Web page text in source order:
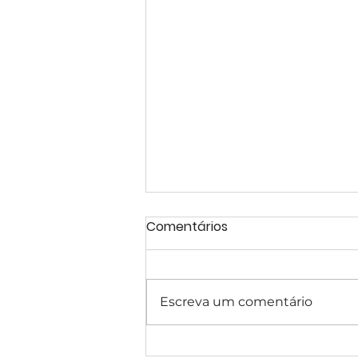
Projeto de Casa Estilo
Comentários
Escreva um comentário